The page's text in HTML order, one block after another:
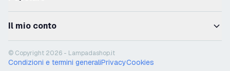
Il mio conto
© Copyright 2026 - Lampadashop.it
Condizioni e termini generaliPrivacyCookies